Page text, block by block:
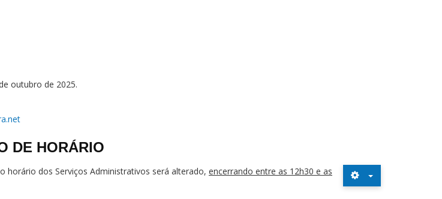
outubro de 2025.
DE HORÁRIO
horário dos Serviços Administrativos será alterado, encerrando entre as 12h30 e as